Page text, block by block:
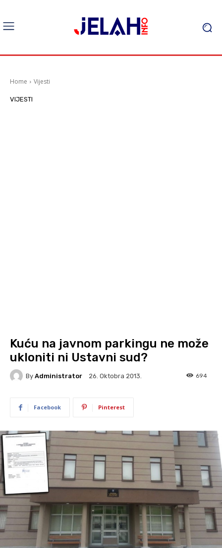
Home Vijesti
VIJESTI
Kuću na javnom parkingu ne može
ukloniti ni Ustavni sud?
By Administrator 26. Oktobra 2013. 694
Facebook Pinterest